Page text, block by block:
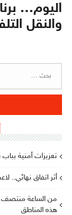
اليوم…
والنقل
تعزيزات أمنية
أثر اتفاق نهائي..
من الساعة منتصف
هذه المناطق